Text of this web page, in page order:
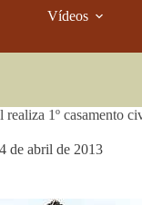
Vídeos
realiza 1º casamento
de abril de 2013